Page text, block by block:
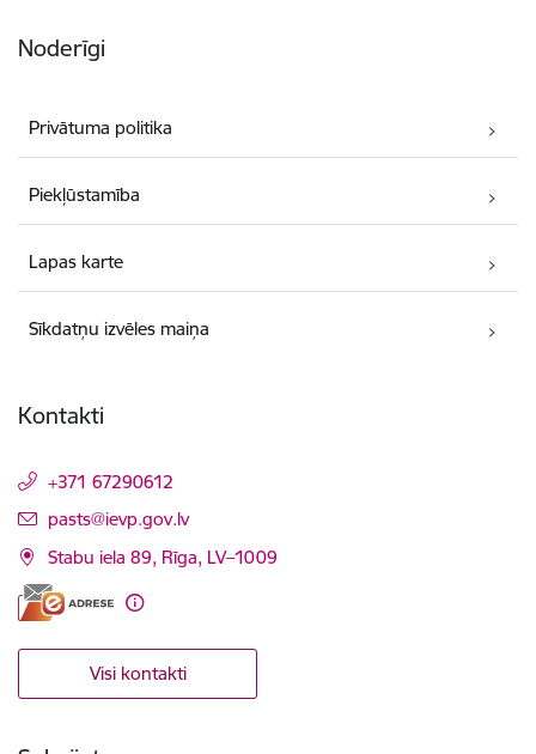
Noderīgi
Privātuma politika
Piekļūstamība
Lapas karte
Sīkdatņu izvēles maiņa
Kontakti
+371 67290612
E-pasts:
pasts@ievp.gov.lv
Stabu iela 89, Rīga, LV–1009
Visi kontakti